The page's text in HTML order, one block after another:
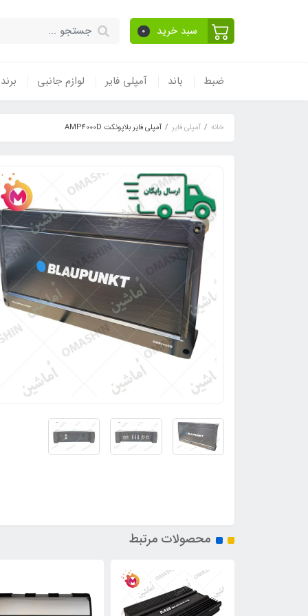
سبد خرید 0
ضبط باند آمپلی فایر لوازم جانبی
خانه آمپلی فایر آمپلی فایر بلاپونکت AMP4000D
محصولات مرتبط